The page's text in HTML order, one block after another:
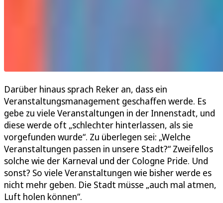
Darüber hinaus sprach Reker an, dass ein
Veranstaltungsmanagement geschaffen werde. Es
gebe zu viele Veranstaltungen in der Innenstadt, und
diese werde oft „schlechter hinterlassen, als sie
vorgefunden wurde“. Zu überlegen sei: „Welche
Veranstaltungen passen in unsere Stadt?“ Zweifellos
solche wie der Karneval und der Cologne Pride. Und
sonst? So viele Veranstaltungen wie bisher werde es
nicht mehr geben. Die Stadt müsse „auch mal atmen,
Luft holen können“.